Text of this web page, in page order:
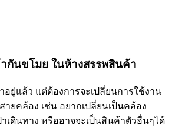
กันขโมย ในห้างสรรพสินค้า
ยู่แล้ว แต่ต้องการจะเปลี่ยนการใช้งาน
ายคล้อง เช่น อยากเปลี่ยนเป็นคล้อง
าเดินทาง หรืออาจจะเป็นสินค้าตัวอื่นๆได้